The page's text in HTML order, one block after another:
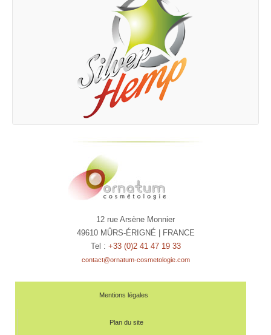
12 rue Arsène Monnier
49610 MÛRS-ÉRIGNÉ | FRANCE
Tel : +33 (0)2 41 47 19 33
contact@ornatum-cosmetologie.com
Mentions légales
Plan du site